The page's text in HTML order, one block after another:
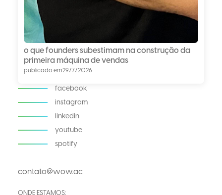
o que founders subestimam na construção da
primeira máquina de vendas
publicado em29/7/2026
facebook
instagram
linkedin
youtube
spotify
contato@wow.ac
ONDE ESTAMOS: